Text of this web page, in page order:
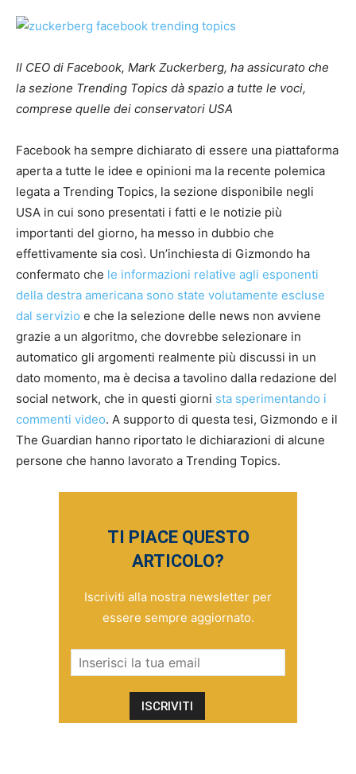
Il CEO di Facebook, Mark Zuckerberg, ha assicurato che
la sezione Trending Topics dà spazio a tutte le voci,
comprese quelle dei conservatori USA
Facebook ha sempre dichiarato di essere una piattaforma
aperta a tutte le idee e opinioni ma la recente polemica
legata a Trending Topics, la sezione disponibile negli
USA in cui sono presentati i fatti e le notizie più
importanti del giorno, ha messo in dubbio che
effettivamente sia così. Un’inchiesta di Gizmondo ha
confermato che le informazioni relative agli esponenti
della destra americana sono state volutamente escluse
dal servizio e che la selezione delle news non avviene
grazie a un algoritmo, che dovrebbe selezionare in
automatico gli argomenti realmente più discussi in un
dato momento, ma è decisa a tavolino dalla redazione del
social network, che in questi giorni sta sperimentando i
commenti video. A supporto di questa tesi, Gizmondo e il
The Guardian hanno riportato le dichiarazioni di alcune
persone che hanno lavorato a Trending Topics.
TI PIACE QUESTO
ARTICOLO?
Iscriviti alla nostra newsletter per
essere sempre aggiornato.